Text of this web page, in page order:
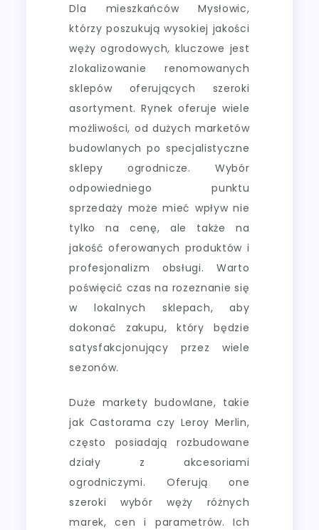
Dla mieszkańców Mysłowic,
którzy poszukują wysokiej jakości
węży ogrodowych, kluczowe jest
zlokalizowanie renomowanych
sklepów oferujących szeroki
asortyment. Rynek oferuje wiele
możliwości, od dużych marketów
budowlanych po specjalistyczne
sklepy ogrodnicze. Wybór
odpowiedniego punktu
sprzedaży może mieć wpływ nie
tylko na cenę, ale także na
jakość oferowanych produktów i
profesjonalizm obsługi. Warto
poświęcić czas na rozeznanie się
w lokalnych sklepach, aby
dokonać zakupu, który będzie
satysfakcjonujący przez wiele
sezonów.
Duże markety budowlane, takie
jak Castorama czy Leroy Merlin,
często posiadają rozbudowane
działy z akcesoriami
ogrodniczymi. Oferują one
szeroki wybór węży różnych
marek, cen i parametrów. Ich